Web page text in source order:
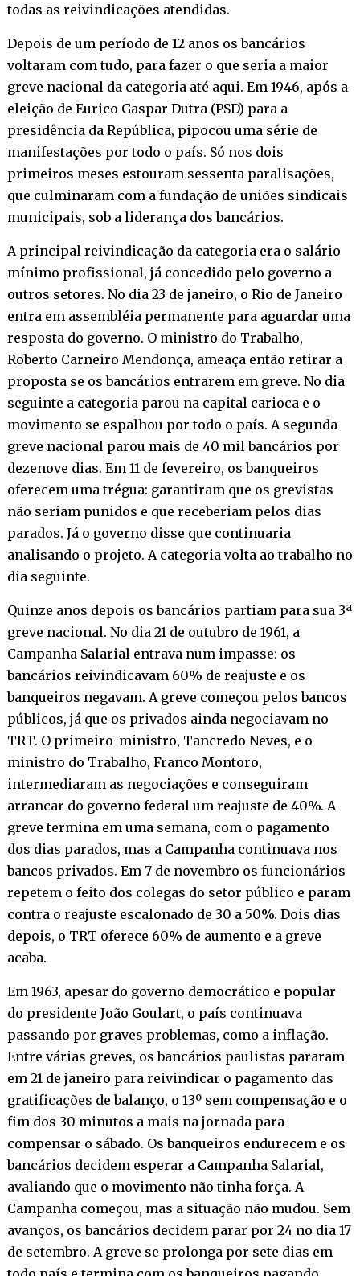
todas as reivindicações atendidas.
Depois de um período de 12 anos os bancários
voltaram com tudo, para fazer o que seria a maior
greve nacional da categoria até aqui. Em 1946, após a
eleição de Eurico Gaspar Dutra (PSD) para a
presidência da República, pipocou uma série de
manifestações por todo o país. Só nos dois
primeiros meses estouram sessenta paralisações,
que culminaram com a fundação de uniões sindicais
municipais, sob a liderança dos bancários.
A principal reivindicação da categoria era o salário
mínimo profissional, já concedido pelo governo a
outros setores. No dia 23 de janeiro, o Rio de Janeiro
entra em assembléia permanente para aguardar uma
resposta do governo. O ministro do Trabalho,
Roberto Carneiro Mendonça, ameaça então retirar a
proposta se os bancários entrarem em greve. No dia
seguinte a categoria parou na capital carioca e o
movimento se espalhou por todo o país. A segunda
greve nacional parou mais de 40 mil bancários por
dezenove dias. Em 11 de fevereiro, os banqueiros
oferecem uma trégua: garantiram que os grevistas
não seriam punidos e que receberiam pelos dias
parados. Já o governo disse que continuaria
analisando o projeto. A categoria volta ao trabalho no
dia seguinte.
Quinze anos depois os bancários partiam para sua 3ª
greve nacional. No dia 21 de outubro de 1961, a
Campanha Salarial entrava num impasse: os
bancários reivindicavam 60% de reajuste e os
banqueiros negavam. A greve começou pelos bancos
públicos, já que os privados ainda negociavam no
TRT. O primeiro-ministro, Tancredo Neves, e o
ministro do Trabalho, Franco Montoro,
intermediaram as negociações e conseguiram
arrancar do governo federal um reajuste de 40%. A
greve termina em uma semana, com o pagamento
dos dias parados, mas a Campanha continuava nos
bancos privados. Em 7 de novembro os funcionários
repetem o feito dos colegas do setor público e param
contra o reajuste escalonado de 30 a 50%. Dois dias
depois, o TRT oferece 60% de aumento e a greve
acaba.
Em 1963, apesar do governo democrático e popular
do presidente João Goulart, o país continuava
passando por graves problemas, como a inflação.
Entre várias greves, os bancários paulistas pararam
em 21 de janeiro para reivindicar o pagamento das
gratificações de balanço, o 13º sem compensação e o
fim dos 30 minutos a mais na jornada para
compensar o sábado. Os banqueiros endurecem e os
bancários decidem esperar a Campanha Salarial,
avaliando que o movimento não tinha força. A
Campanha começou, mas a situação não mudou. Sem
avanços, os bancários decidem parar por 24 no dia 17
de setembro. A greve se prolonga por sete dias em